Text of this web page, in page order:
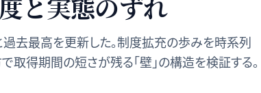
と実態のずれ
去最高を更新した。制度拡充の歩みを時系列
得期間の短さが残る「壁」の構造を検証する。